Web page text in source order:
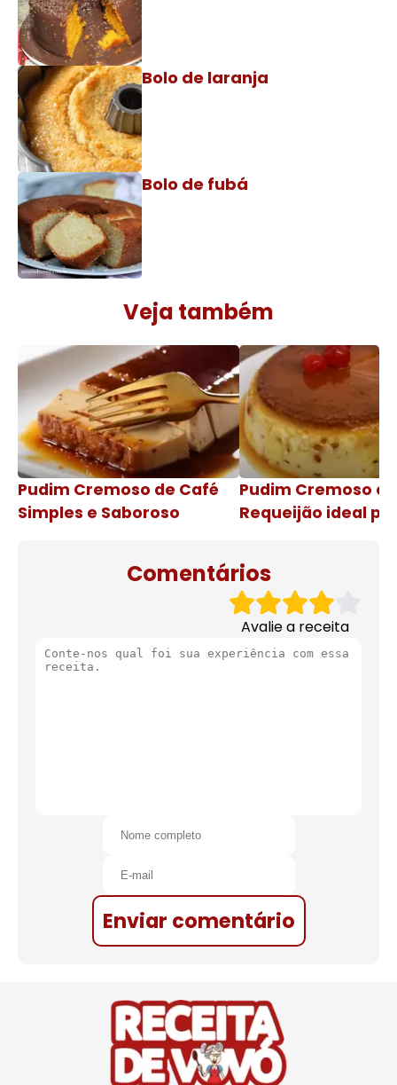
Bolo de laranja
Bolo de fubá
Veja também
Pudim Cremoso de Café
Simples e Saboroso
Pudim Cremoso
Requeijão ideal
Comentários
Avalie a receita
Enviar comentário